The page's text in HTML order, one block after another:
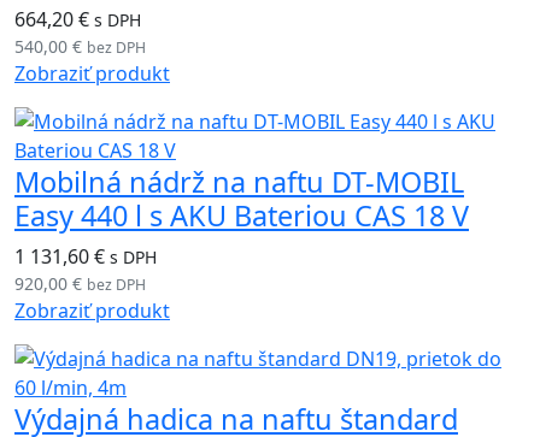
664,20 € s DPH
540,00 € bez DPH
Zobraziť produkt
Mobilná nádrž na naftu DT-MOBIL
Easy 440 l s AKU Bateriou CAS 18 V
1 131,60 € s DPH
920,00 € bez DPH
Zobraziť produkt
Výdajná hadica na naftu štandard